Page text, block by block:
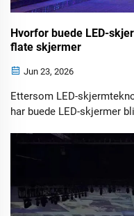
Hvorfor buede LED-
flate skjermer
Jun 23, 2026
Ettersom LED-
har buede LED-skjermer
immersive
scener og digitale kinoer